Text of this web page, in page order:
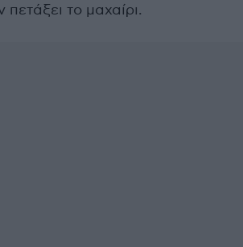
πετάξει το μαχαίρι.